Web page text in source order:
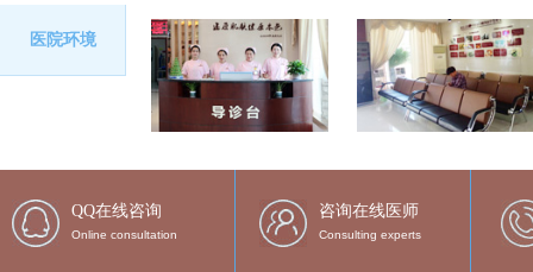
医院环境
QQ在线咨询
Online consultation
咨询在线医师
Consulting experts